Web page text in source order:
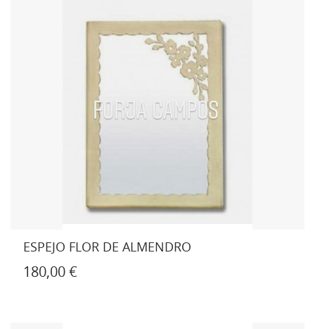
ESPEJO FLOR DE ALMENDRO
180,00 €